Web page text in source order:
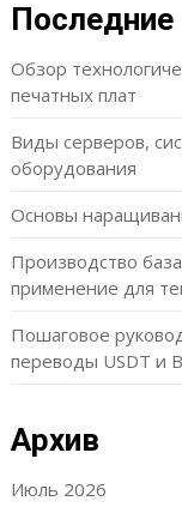
Обзор
печатных плат
Виды серверов,
оборудования
Основы
Производство
применение для
Пошаговое
переводы USDT и
Архив
Июль 2026